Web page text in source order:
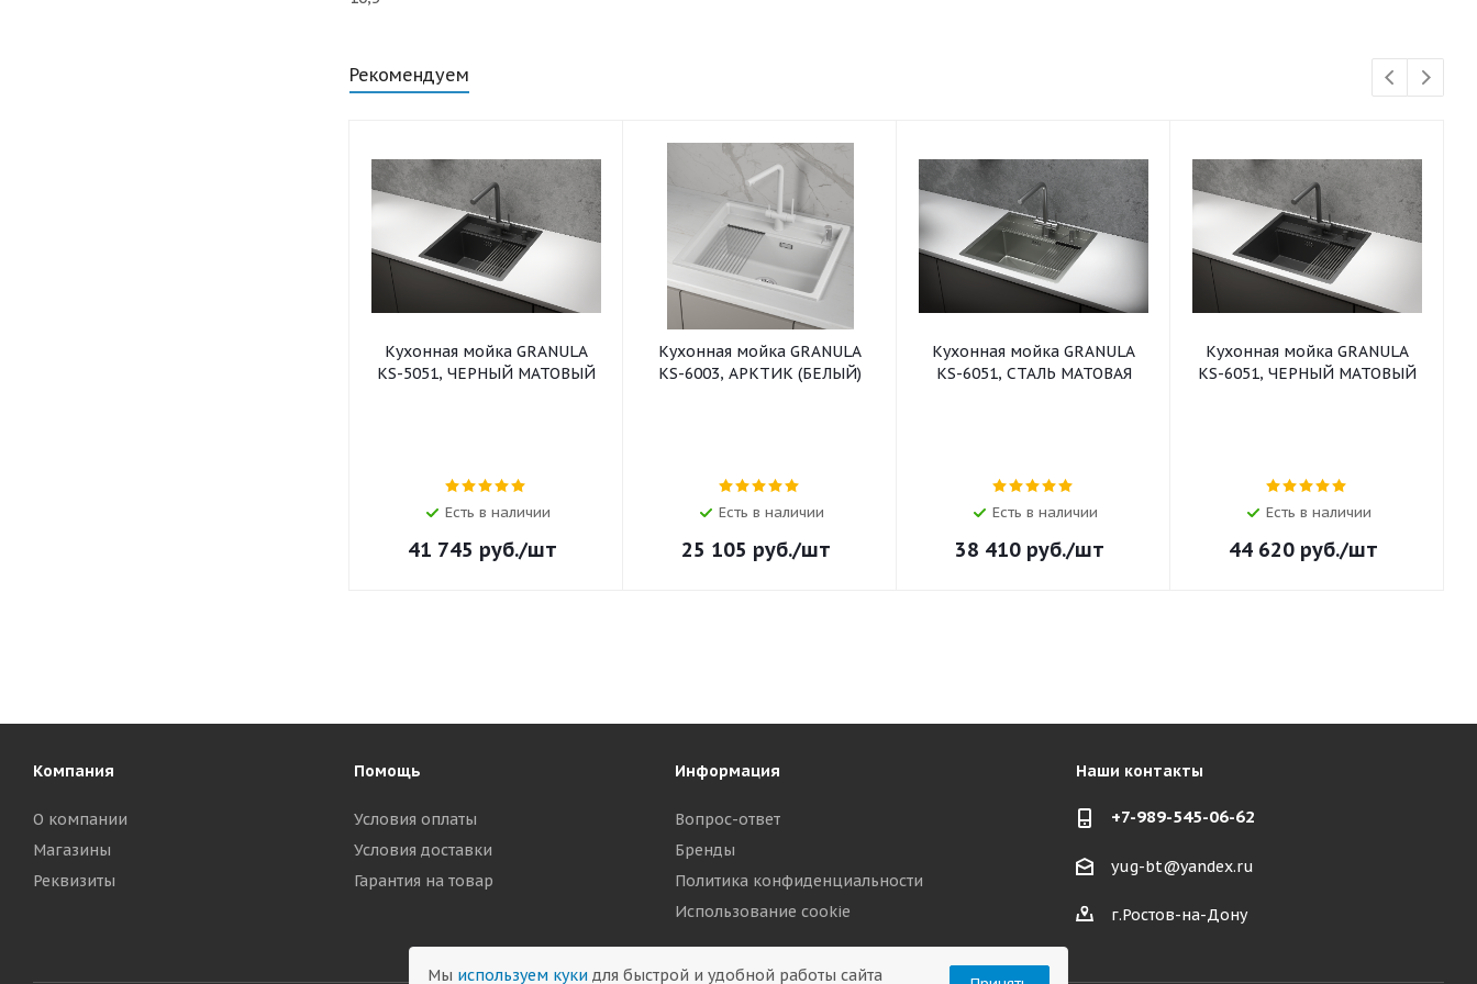
Рекомендуем
Кухонная мойка GRANULA
KS-5051, ЧЕРНЫЙ МАТОВЫЙ
Есть в наличии
41 745 руб./шт
Кухонная мойка GRANULA
KS-6003, АРКТИК (БЕЛЫЙ)
Есть в наличии
25 105 руб./шт
Кухонная мойка GRANULA
KS-6051, СТАЛЬ МАТОВАЯ
Есть в наличии
38 410 руб./шт
Кухонная мойка GRANULA
KS-6051, ЧЕРНЫЙ МАТОВЫЙ
Есть в наличии
44 620 руб./шт
Компания
О компании
Магазины
Реквизиты
Помощь
Условия оплаты
Условия доставки
Гарантия на товар
Информация
Вопрос-ответ
Бренды
Политика конфиденциальности
Использование cookie
Наши контакты
+7-989-545-06-62
yug-bt@yandex.ru
г.Ростов-на-Дону
Мы используем куки для быстрой и удобной работы сайта